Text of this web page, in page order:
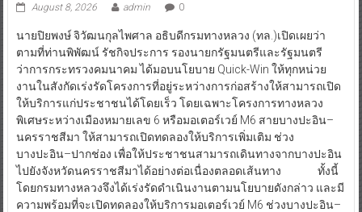
August 8, 2026 admin 0
นายปิยพงษ์ จิวัฒนกุลไพศาล อธิบดีกรมทางหลวง (ทล.)เปิดเผยว่า
ตามที่ท่านพิพัฒน์ รัชกิจประการ รองนายกรัฐมนตรีและรัฐมนตรี
ว่าการกระทรวงคมนาคม ได้มอบนโยบาย Quick-Win ให้ทุกหน่วย
งานในสังกัดเร่งรัดโครงการที่อยู่ระหว่างการก่อสร้างให้สามารถเปิด
ให้บริการแก่ประชาชนได้โดยเร็ว โดยเฉพาะโครงการทางหลวง
พิเศษระหว่างเมืองหมายเลข 6 หรือมอเตอร์เวย์ M6 สายบางปะอิน–
นครราชสีมา ให้สามารถเปิดทดลองให้บริการเพิ่มเติม ช่วง
บางปะอิน–ปากช่อง เพื่อให้ประชาชนสามารถเดินทางจากบางปะอิน
ไปยังจังหวัดนครราชสีมาได้อย่างต่อเนื่องตลอดเส้นทาง ทั้งนี้
โดยกรมทางหลวงจึงได้เร่งรัดดำเนินงานตามนโยบายดังกล่าว และมี
ความพร้อมที่จะเปิดทดลองให้บริการมอเตอร์เวย์ M6 ช่วงบางปะอิน–